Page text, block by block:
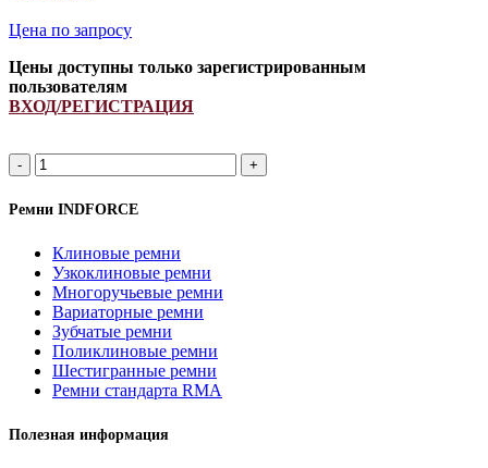
Цена по запросу
Цены доступны только зарегистрированным
пользователям
ВХОД/РЕГИСТРАЦИЯ
A
1150Li/
1180Lp
ремень
INDFORCE
Strongest
quantity
Ремни INDFORCE
Клиновые ремни
Узкоклиновые ремни
Многоручьевые ремни
Вариаторные ремни
Зубчатые ремни
Поликлиновые ремни
Шестигранные ремни
Ремни стандарта RMA
Полезная информация